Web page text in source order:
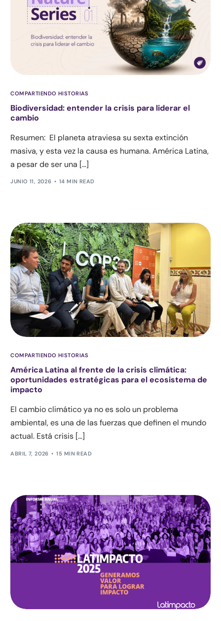
COMPARTIENDO HISTORIAS
Biodiversidad: entender la crisis para liderar el
cambio
Resumen: El planeta atraviesa su sexta extinción
masiva, y esta vez la causa es humana. América Latina,
a pesar de ser una […]
JUNIO 11, 2026 14 MIN READ
COMPARTIENDO HISTORIAS
América Latina al frente de la crisis climática:
oportunidades estratégicas para el ecosistema de
impacto
El cambio climático ya no es solo un problema
ambiental, es una de las fuerzas que definen el mundo
actual. Está crisis […]
ABRIL 7, 2026 15 MIN READ